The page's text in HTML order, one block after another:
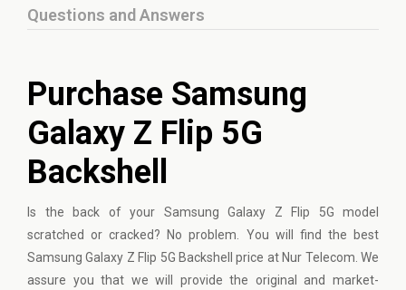
Questions and Answers
Purchase Samsung
Galaxy Z Flip 5G
Backshell
Is the back of your Samsung Galaxy Z Flip 5G model
scratched or cracked? No problem. You will find the best
Samsung Galaxy Z Flip 5G Backshell price at Nur Telecom. We
assure you that we will provide the original and market-